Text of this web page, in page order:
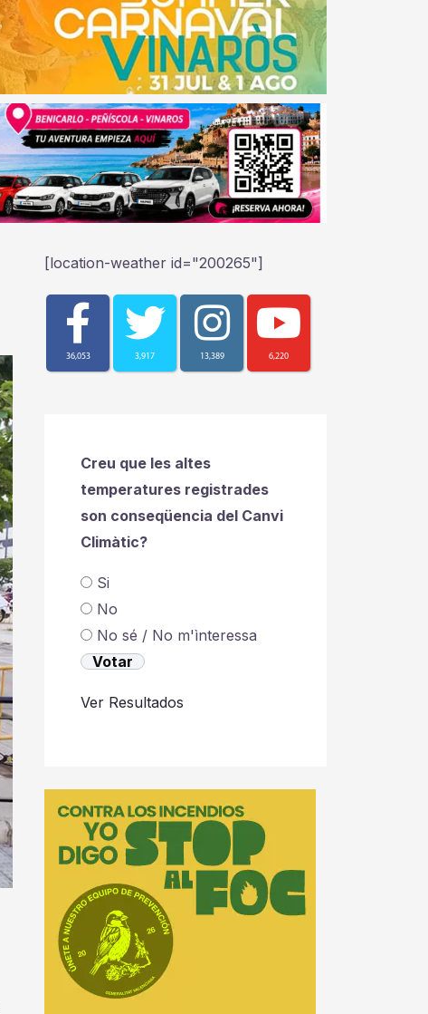
[location-weather id="200265"]
36,053 3,917 13,389 6,220
Creu que les altes
temperatures registrades
son conseqüencia del Canvi
Climàtic?
Si
No
No sé / No m'ìnteressa
Ver Resultados